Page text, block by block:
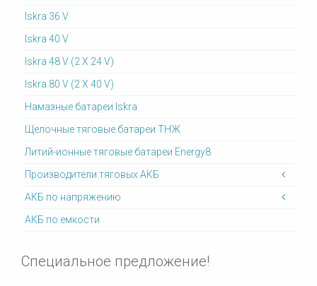
Iskra 36 V
Iskra 40 V
Iskra 48 V (2 X 24 V)
Iskra 80 V (2 X 40 V)
Намазные батареи Iskra
Щелочные тяговые батареи ТНЖ
Литий-ионные тяговые батареи Energy8
Производители тяговых АКБ
АКБ по напряжению
АКБ по емкости
Специальное предложение!